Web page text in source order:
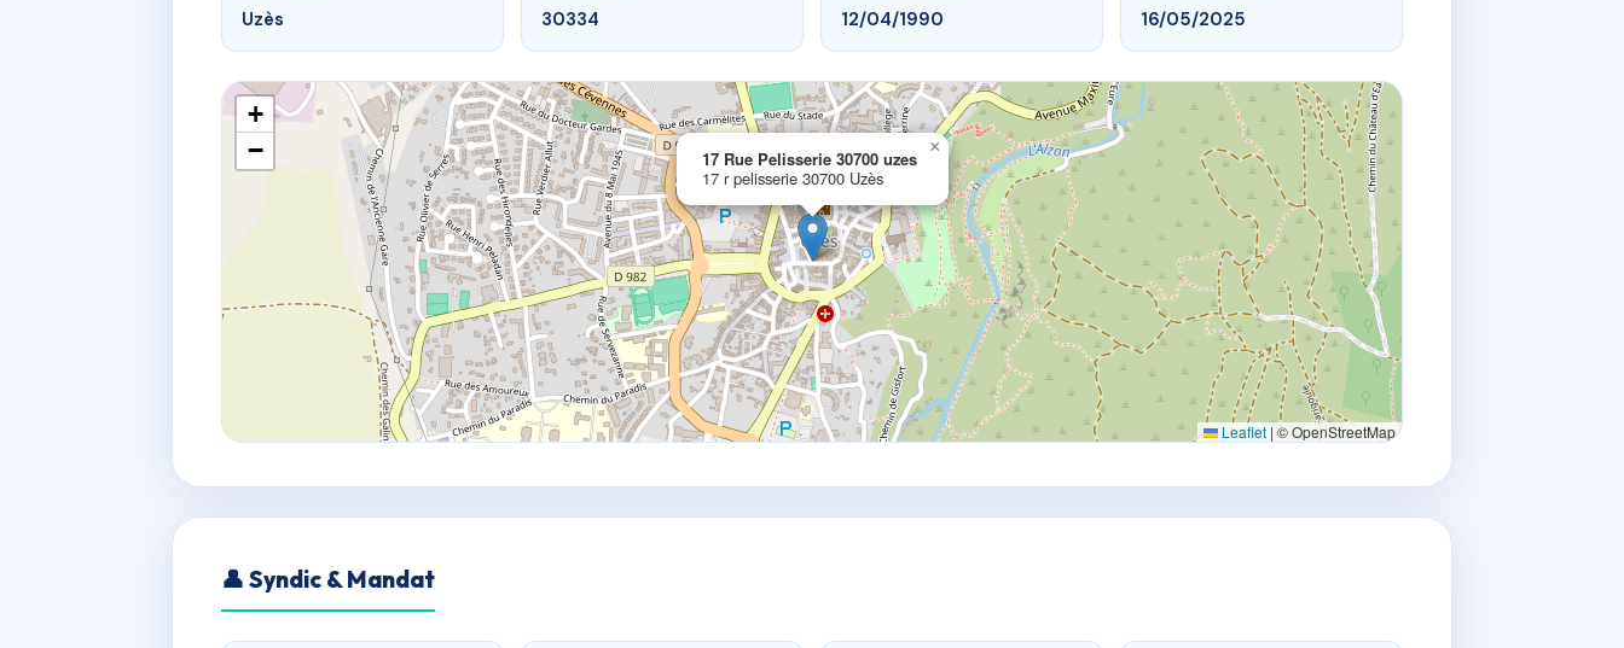
www.vme.plus/AG2033983
17 Rue Pelisserie 30700 uzes
17 r pelisserie30700 Uzès
Uzès 30334 12/04/1990 16/05/2025
17 Rue Pelisserie 30700 uzes
17 r pelisserie 30700 Uzès
×
+
−
Leaflet | © OpenStreetMap
👤 Syndic & Mandat